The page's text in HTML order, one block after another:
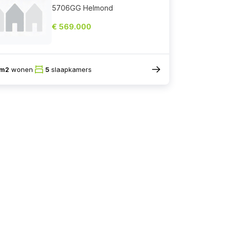
5706GG Helmond
€ 569.000
wonen 5 slaapkamers